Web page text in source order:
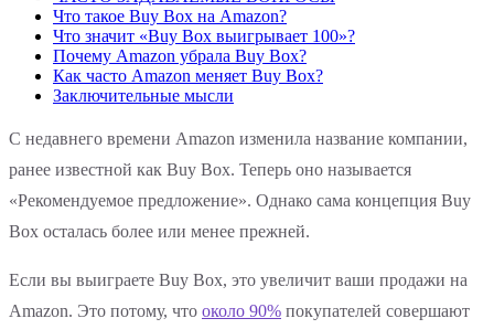
Что такое Buy Box на Amazon?
Что значит «Buy Box выигрывает 100»?
Почему Amazon убрала Buy Box?
Как часто Amazon меняет Buy Box?
Заключительные мысли
‍С недавнего времени Amazon изменила название компании,
ранее известной как Buy Box. Теперь оно называется
«Рекомендуемое предложение». Однако сама концепция Buy
Box осталась более или менее прежней.
Если вы выиграете Buy Box, это увеличит ваши продажи на
Amazon. Это потому, что около 90% покупателей совершают